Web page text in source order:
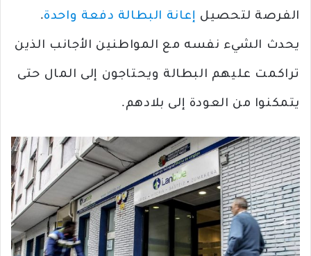
الفرصة لتحصيل إعانة البطالة دفعة واحدة.
يحدث الشيء نفسه مع المواطنين الأجانب الذين
تراكمت عليهم البطالة ويحتاجون إلى المال حتى
يتمكنوا من العودة إلى بلادهم.